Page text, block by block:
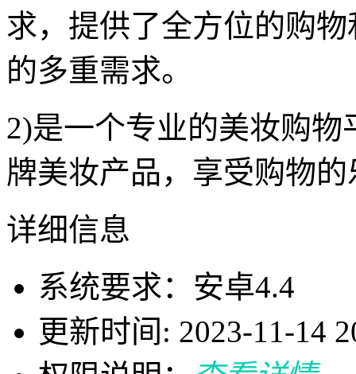
求，提供了全方位的购
的多重需求。
2)是一个专业的美妆购
牌美妆产品，享受购物的
详细信息
系统要求：安卓4.4
更新时间: 2023-11-14